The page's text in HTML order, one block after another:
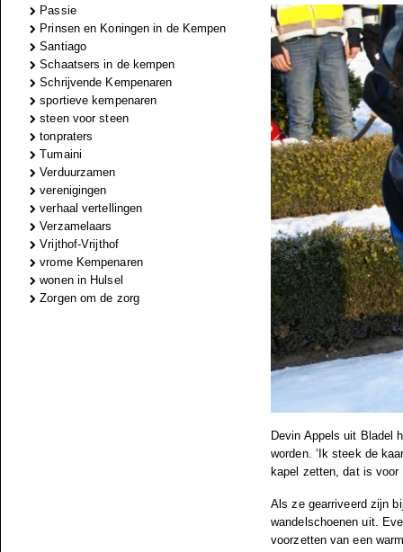
Passie
Prinsen en Koningen in de Kempen
Santiago
Schaatsers in de kempen
Schrijvende Kempenaren
sportieve kempenaren
steen voor steen
tonpraters
Tumaini
Verduurzamen
verenigingen
verhaal vertellingen
Verzamelaars
Vrijthof-Vrijthof
vrome Kempenaren
wonen in Hulsel
Zorgen om de zorg
Devin Appels uit Bladel
worden. ‘Ik steek de
kapel zetten, dat is voor
Als ze gearriveerd zijn
wandelschoenen uit.
voorzetten van een